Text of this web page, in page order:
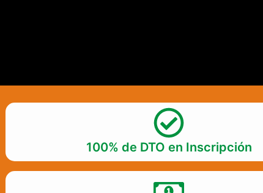
100% de DTO en Inscripción